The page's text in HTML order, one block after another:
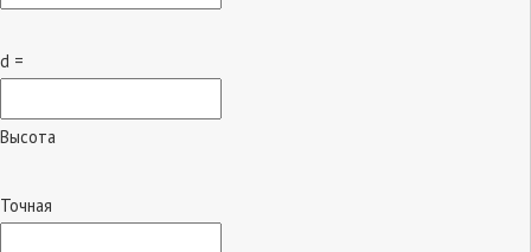
d =
Высота
Точная